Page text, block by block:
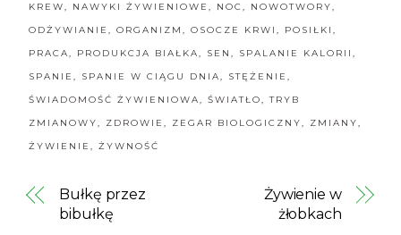
KREW, NAWYKI ŻYWIENIOWE, NOC, NOWOTWORY,
ODŻYWIANIE,ORGANIZM,OSOCZE KRWI, POSIŁKI,
PRACA, PRODUKCJA BIAŁKA, SEN, SPALANIE KALORII,
SPANIE, SPANIE W CIĄGU DNIA, STĘŻENIE,
ŚWIADOMOŚĆ ŻYWIENIOWA,ŚWIATŁO,TRYB
ZMIANOWY, ZDROWIE, ZEGAR BIOLOGICZNY, ZMIANY,
ŻYWIENIE,ŻYWNOŚĆ
Bułkę przez
bibułkę
Żywienie w
żłobkach